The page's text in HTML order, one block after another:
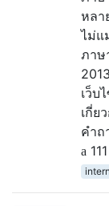
หลา
ไม่แ
ภาษ
เว็บ
เกี่ย
คำถ
111